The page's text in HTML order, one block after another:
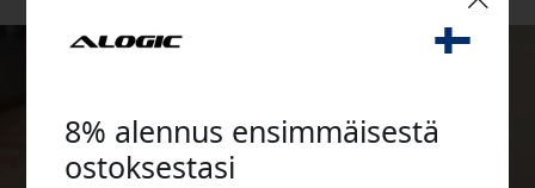
8% alennus ensimmäisestä
ostoksestasi
🎉 Alennuskoodisi: